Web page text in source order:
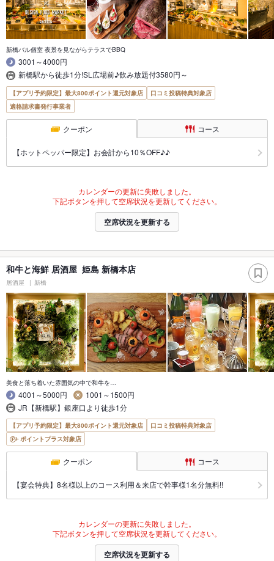
新橋バル個室 夜景を見ながらテラスでBBQ
3001～4000円
新橋駅から徒歩1分!SL広場前♪飲み放題付3580円～
【アプリ予約限定】最大800ポイント還元対象店
口コミ投稿特典対象店
適格請求書発行事業者
クーポン コース
【ホットペッパー限定】お会計から10％OFF♪♪
カレンダーの更新に失敗しました。
下記ボタンを押して空席状況を更新してください。
空席状況を更新する
和牛と海鮮 居酒屋 姫島 新橋本店
居酒屋 新橋
美食と落ち着いた雰囲気の中で和牛を…
4001～5000円
1001～1500円
JR【新橋駅】銀座口より徒歩1分
【アプリ予約限定】最大800ポイント還元対象店
口コミ投稿特典対象店
ポイントプラス対象店
クーポン コース
【宴会特典】8名様以上のコース利用＆来店で幹事様1名分無料!!
カレンダーの更新に失敗しました。
下記ボタンを押して空席状況を更新してください。
空席状況を更新する